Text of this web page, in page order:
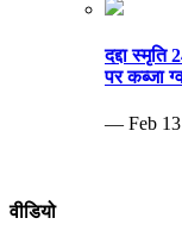
दद्दा
पर कब्जा
— Feb 13
वीडियो